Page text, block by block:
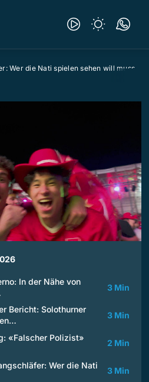
Wer die Nati spielen sehen will muss
In der Nähe von
3 Min
Bericht: Solothurner
3 Min
«Falscher Polizist»
2 Min
Wer die Nati
3 Min